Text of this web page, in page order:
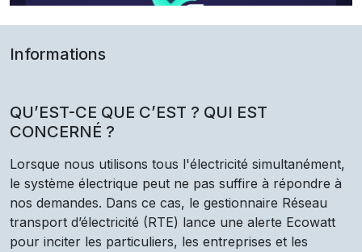
Informations
QU’EST-CE QUE C’EST ? QUI EST
CONCERNÉ ?
Lorsque nous utilisons tous l'électricité simultanément,
le système électrique peut ne pas suffire à répondre à
nos demandes. Dans ce cas, le gestionnaire Réseau
transport d’électricité (RTE) lance une alerte Ecowatt
pour inciter les particuliers, les entreprises et les